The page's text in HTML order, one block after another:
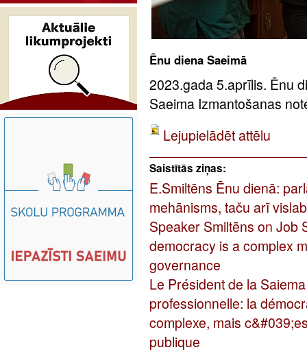
Ēnu diena Saeimā
2023.gada 5.aprīlis. Ēnu
Saeima Izmantošanas
Lejupielādēt attēlu
Saistītās ziņas:
E.Smiltēns Ēnu dienā:
mehānisms, taču arī
Speaker Smiltēns on Job
democracy is a complex
governance
Le Président de la
professionnelle: la
complexe, mais
publique